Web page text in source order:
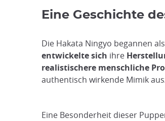
Eine Geschichte
Die Hakata Ningyo begannen
entwickelte sich ihre
realistischere menschliche
authentisch wirkende Mimik
Eine Besonderheit dieser